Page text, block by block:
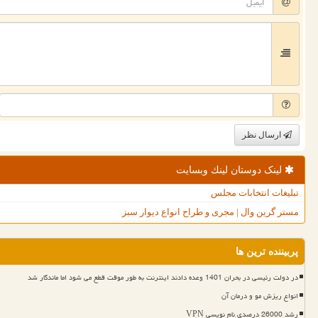
ارسال نظر
لینک دوستان لینك وبسایت
تبلیغات انتخابات مجلس
مستر گرین وال | مجری و طراح انواع دیوار سبز
پربیننده ترین ها
در دولت رئیسی در بحران 1401 وعده دادند اینترنت به طور موقت قطع می شود اما ماندگار شد
انواع ریزش مو و درمان آن
رشد 26000 درصدی نام نویسی VPN